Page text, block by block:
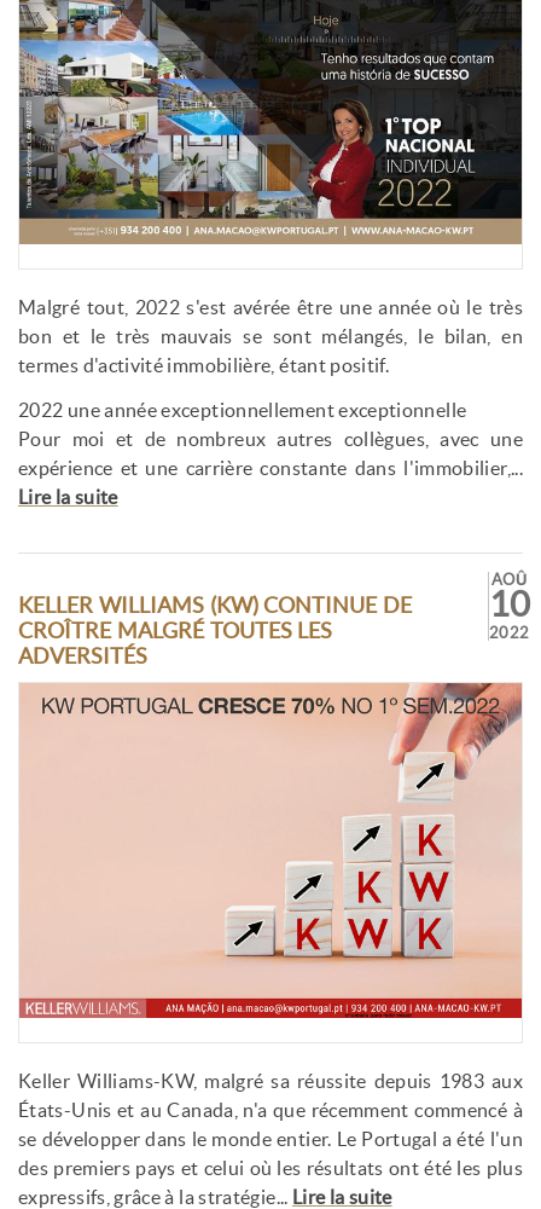
Malgré tout, 2022 s'est avérée être une année où le très
bon et le très mauvais se sont mélangés, le bilan, en
termes d'activité immobilière, étant positif.
2022 une année exceptionnellement exceptionnelle
Pour moi et de nombreux autres collègues, avec une
expérience et une carrière constante dans l'immobilier,...
Lire la suite
KELLER WILLIAMS (KW) CONTINUE DE
CROÎTRE MALGRÉ TOUTES LES
ADVERSITÉS
AOÛ
10
2022
Keller Williams-KW, malgré sa réussite depuis 1983 aux
États-Unis et au Canada, n'a que récemment commencé à
se développer dans le monde entier. Le Portugal a été l'un
des premiers pays et celui où les résultats ont été les plus
expressifs, grâce à la stratégie... Lire la suite